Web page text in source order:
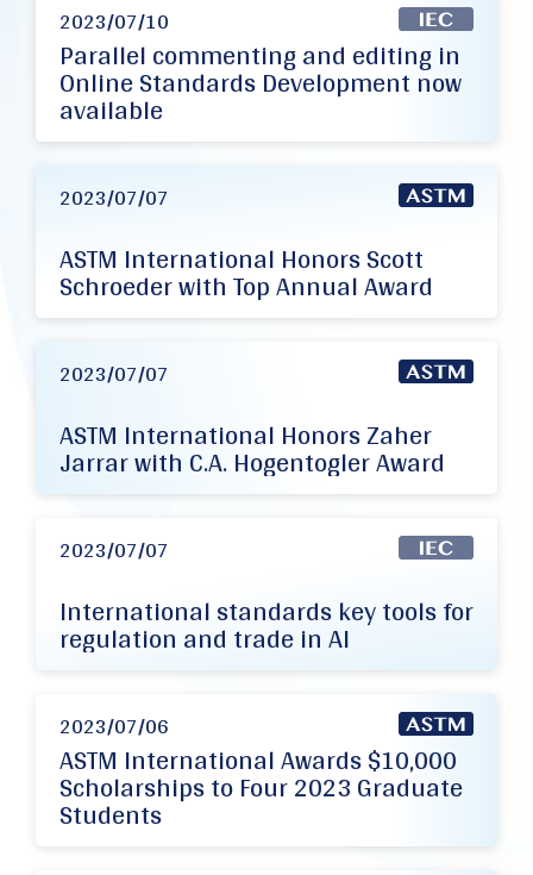
2023/07/10
Parallel commenting and editing in
Online Standards Development now
available
2023/07/07
ASTM International Honors Scott
Schroeder with Top Annual Award
2023/07/07
ASTM International Honors Zaher
Jarrar with C.A. Hogentogler Award
2023/07/07
International standards key tools for
regulation and trade in AI
2023/07/06
ASTM International Awards $10,000
Scholarships to Four 2023 Graduate
Students